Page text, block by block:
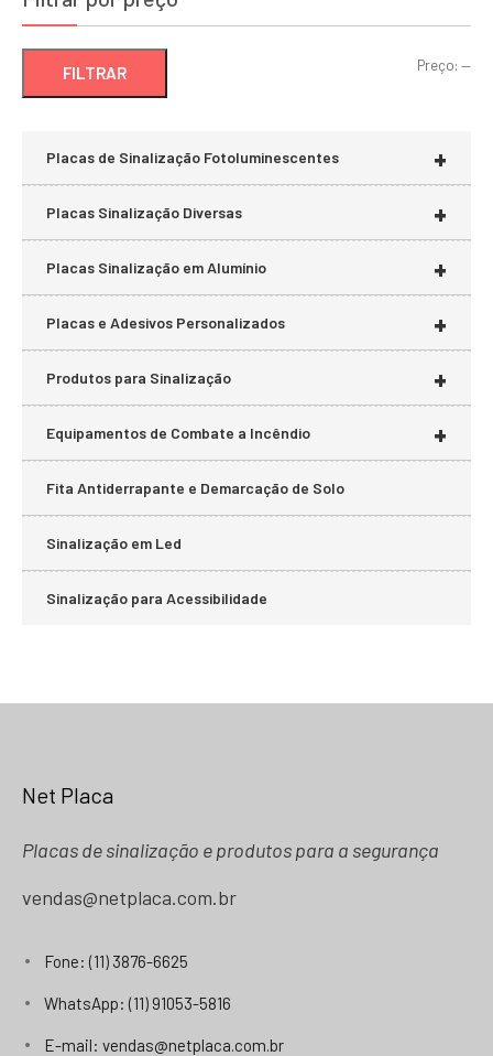
FILTRAR Preço: —
+
Placas de Sinalização Fotoluminescentes
+
Placas Sinalização Diversas
+
Placas Sinalização em Alumínio
+
Placas e Adesivos Personalizados
+
Produtos para Sinalização
+
Equipamentos de Combate a Incêndio
Fita Antiderrapante e Demarcação de Solo
Sinalização em Led
Sinalização para Acessibilidade
Net Placa
Placas de sinalização e produtos para a segurança
vendas@netplaca.com.br
Fone: (11) 3876-6625
WhatsApp: (11) 91053-5816
E-mail: vendas@netplaca.com.br